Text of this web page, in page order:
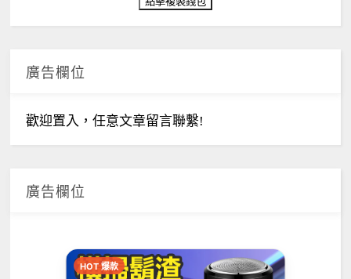
廣告欄位
歡迎置入，任意文章留言聯繫!
廣告欄位
HOT 爆款